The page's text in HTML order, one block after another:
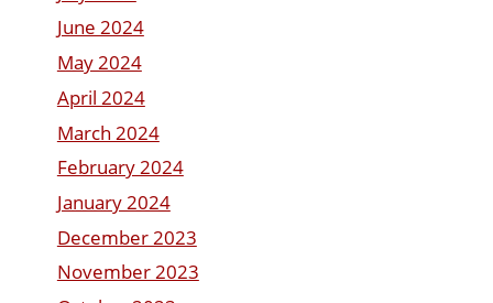
June 2024
May 2024
April 2024
March 2024
February 2024
January 2024
December 2023
November 2023